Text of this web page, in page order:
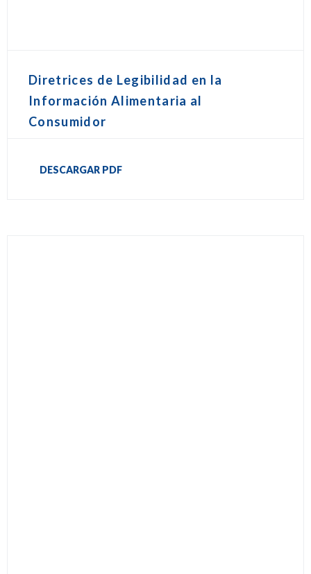
Diretrices de Legibilidad en la
Información Alimentaria al
Consumidor
DESCARGAR PDF